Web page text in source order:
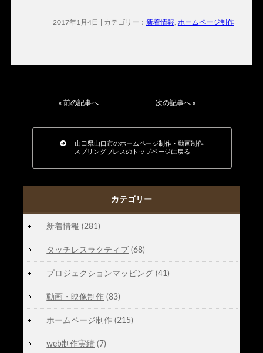
2017年1月4日 | カテゴリー： 新着情報 ホームページ制作|
«前の記事へ 次の記事へ »
山口県山口市のホームページ制作・動画制作
スプリングブレスのトップページに戻る
カテゴリー
新着情報 (281)
タッチレスラクティブ (68)
プロジェクションマッピング (41)
動画・映像制作 (83)
ホームページ制作 (215)
web制作実績 (7)